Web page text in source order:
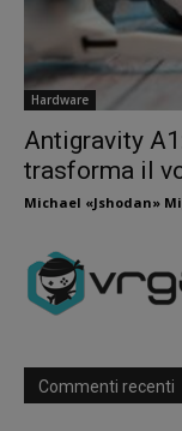
Hardware
Antigravity
trasforma il
Michael «Jshodan»
Commenti recenti